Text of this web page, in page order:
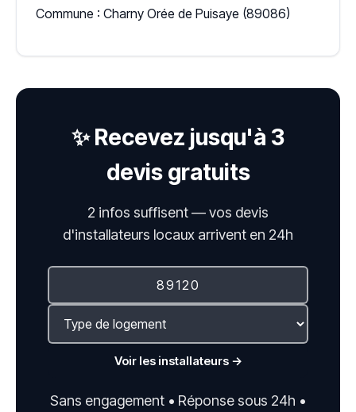
Commune : Charny Orée de Puisaye (89086)
✨ Recevez jusqu'à 3
devis gratuits
2 infos suffisent — vos devis
d'installateurs locaux arrivent en 24h
Voir les installateurs →
Sans engagement • Réponse sous 24h •